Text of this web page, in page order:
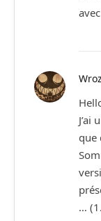
Wroz
J’ai
que
…